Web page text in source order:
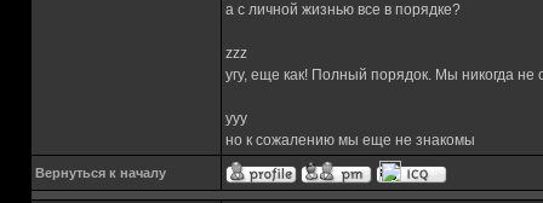
а с личной жизнью все в порядке?
zzz
угу, еще как! Полный порядок. Мы никогда
yyy
но к сожалению мы еще не знакомы
Вернуться к началу